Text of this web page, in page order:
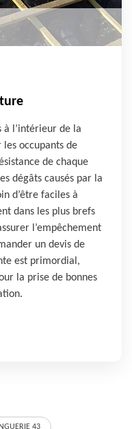
à l’intérieur de la
les occupants de
de chaque
dégâts causés par la
d’être faciles à
dans les plus brefs
l’empêchement
un devis de
est primordial,
la prise de bonnes
43